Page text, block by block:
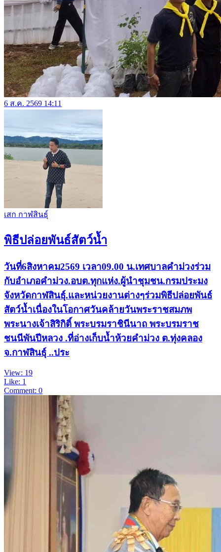
6 ส.ค. 2569 14:11
เสก กาฬสินธุ์
พิธีปล่อยพันธ์สัตว์น้ำ
วันที่6สิงหาคม2569 เวลา09.00 น.เทศบาลคำม่วงร่วม
กับอำเภอคำม่วง.อบต.ทุกแห่ง.ผู้นำชุมชน.กรมประมง
จังหวัดกาฬสินธุ์.และหน่วยงานต่างๆร่วมพิธีปล่อยพันธ์
สัตว์น้ำเนื่องในโอกาศวันคล้ายวันพระราชสมภพ
พระนางเจ้าสิริกิติ์ พระบรมราชินีนาถ พระบรมราช
ชนนีพันปีหลวง .ที่อ่างเก็บน้ำห้วยคำม่วง ต.ทุ่งคลอง
จ.กาฬสินธุ์ ..ประ
View: 19
Like: 1
Comment: 0